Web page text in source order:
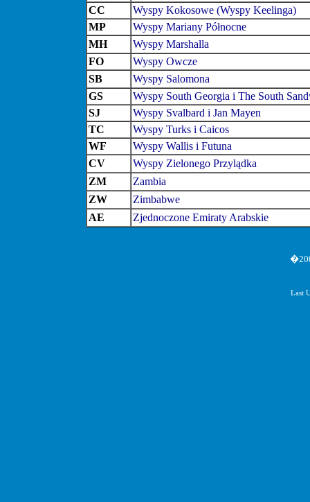
CC
Wyspy Kokosowe (Wyspy Keelinga)
MP
Wyspy Mariany Północne
MH
Wyspy Marshalla
FO
Wyspy Owcze
SB
Wyspy Salomona
GS
Wyspy South Georgia i The South
SJ
Wyspy Svalbard i Jan Mayen
TC
Wyspy Turks i Caicos
WF
Wyspy Wallis i Futuna
CV
Wyspy Zielonego Przylądka
ZM
Zambia
ZW
Zimbabwe
AE
Zjednoczone Emiraty Arabskie
Last